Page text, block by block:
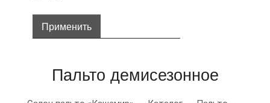
32
34
38
Пальто демисезонное